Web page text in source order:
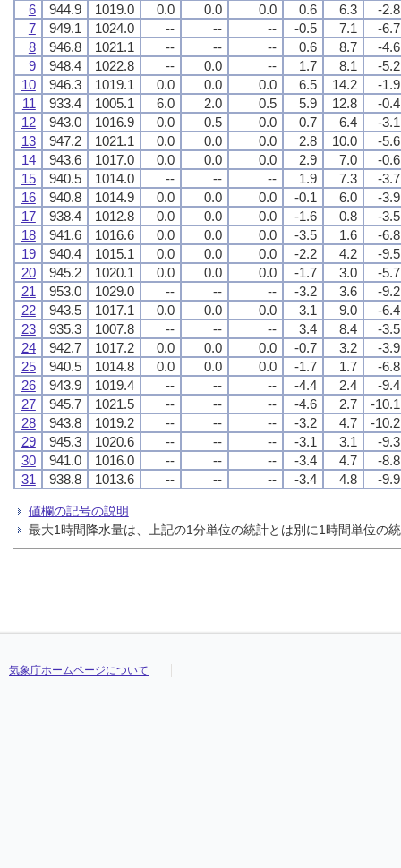
6
944.9 1019.0 0.0 0.0 0.0 0.6 6.3
-2.8
7
949.1 1024.0 -- -- -- -0.5 7.1
-6.7
8
946.8 1021.1 -- -- -- 0.6 8.7
-4.6
9
948.4 1022.8 -- 0.0 -- 1.7 8.1
-5.2
10
946.3 1019.1 0.0 0.0 0.0 6.5 14.2
-1.9
11
933.4 1005.1 6.0 2.0 0.5 5.9 12.8
-0.4
12
943.0 1016.9 0.0 0.5 0.0 0.7 6.4
-3.1
13
947.2 1021.1 0.0 0.0 0.0 2.8 10.0
-5.6
14
943.6 1017.0 0.0 0.0 0.0 2.9 7.0
-0.6
15
940.5 1014.0 -- -- -- 1.9 7.3
-3.7
16
940.8 1014.9 0.0 0.0 0.0 -0.1 6.0
-3.9
17
938.4 1012.8 0.0 0.0 0.0 -1.6 0.8
-3.5
18
941.6 1016.6 0.0 0.0 0.0 -3.5 1.6
-6.8
19
940.4 1015.1 0.0 0.0 0.0 -2.2 4.2
-9.5
20
945.2 1020.1 0.0 0.0 0.0 -1.7 3.0
-5.7
21
953.0 1029.0 -- -- -- -3.2 3.6
-9.2
22
943.5 1017.1 0.0 0.0 0.0 3.1 9.0
-6.4
23
935.3 1007.8 -- -- -- 3.4 8.4
-3.5
24
942.7 1017.2 0.0 0.0 0.0 -0.7 3.2
-3.9
25
940.5 1014.8 0.0 0.0 0.0 -1.7 1.7
-6.8
26
943.9 1019.4 -- -- -- -4.4 2.4
-9.4
27
945.7 1021.5 -- -- -- -4.6 2.7
-10.1
28
943.8 1019.2 -- -- -- -3.2 4.7
-10.2
29
945.3 1020.6 -- -- -- -3.1 3.1
-9.3
30
941.0 1016.0 -- -- -- -3.4 4.7
-8.8
31
938.8 1013.6 -- -- -- -3.4 4.8 -9.9
値欄の記号の説明
最大1時間降水量は、上記の1分単位の統計とは別に1時間単位の
気象庁ホームページについて